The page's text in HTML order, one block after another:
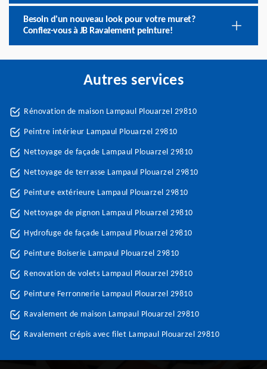
Besoin d'un nouveau look pour votre muret?
Confiez-vous à JB Ravalement peinture!
Autres services
Rénovation de maison Lampaul Plouarzel 29810
Peintre intérieur Lampaul Plouarzel 29810
Nettoyage de façade Lampaul Plouarzel 29810
Nettoyage de terrasse Lampaul Plouarzel 29810
Peinture extérieure Lampaul Plouarzel 29810
Nettoyage de pignon Lampaul Plouarzel 29810
Hydrofuge de façade Lampaul Plouarzel 29810
Peinture Boiserie Lampaul Plouarzel 29810
Renovation de volets Lampaul Plouarzel 29810
Peinture Ferronnerie Lampaul Plouarzel 29810
Ravalement de maison Lampaul Plouarzel 29810
Ravalement crépis avec filet Lampaul Plouarzel 29810